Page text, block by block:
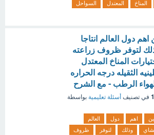
المناخ المعتدل
السواحل
اهم دول العالم انتاجا
لتوفر ظروف زراعته
المناخ المعتدل
الثقيله درجه الحراره
الرطب - مع الشرح
في تصنيف أسئلة تعليمية بواسطة
اهم دول
العالم
وذلك لتوفر
ظروف